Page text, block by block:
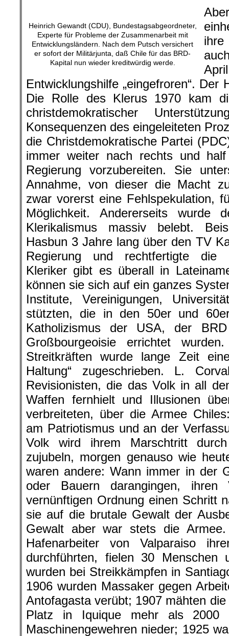
Heinrich Gewandt (CDU), Bundestagsabgeordneter,
Experte für Probleme der Zusammenarbeit mit
Entwicklungsländern. Nach dem Putsch versichert
er sofort der Militärjunta, daß Chile für das BRD-
Kapital nun wieder kreditwürdig werde.
Entwicklungshilfe „eingefroren“.
Die Rolle des Klerus 1970 kam
christdemokratischer
Konsequenzen des eingeleiteten
die Christdemokratische Partei
immer weiter nach rechts und
Regierung vorzubereiten. Sie
Annahme, von dieser die Macht
zwar vorerst eine Fehlspekulation,
Möglichkeit. Andererseits wurde
Klerikalismus massiv belebt.
Hasbun 3 Jahre lang über den TV
Regierung und rechtfertigte die
Kleriker gibt es überall in
können sie sich auf ein ganzes
Institute, Vereinigungen,
stützten, die in den 50er und
Katholizismus der USA, der
Großbourgeoisie errichtet
Streitkräften wurde lange Zeit
Haltung“ zugeschrieben. L.
Revisionisten, die das Volk in all
Waffen fernhielt und Illusionen
verbreiteten, über die Armee
am Patriotismus und an der
Volk wird ihrem Marschtritt
zujubeln, morgen genauso wie
waren andere: Wann immer in der
oder Bauern darangingen, ihren
vernünftigen Ordnung einen Schritt
sie auf die brutale Gewalt der
Gewalt aber war stets die
Hafenarbeiter von Valparaiso
durchführten, fielen 30 Menschen
wurden bei Streikkämpfen in
1906 wurden Massaker gegen
Antofagasta verübt; 1907 mähten
Platz in Iquique mehr als 2000
Maschinengewehren nieder; 1925